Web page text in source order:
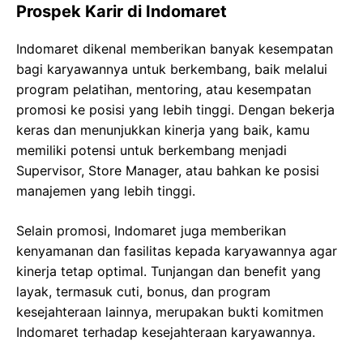
Prospek Karir di Indomaret
Indomaret dikenal memberikan banyak kesempatan
bagi karyawannya untuk berkembang, baik melalui
program pelatihan, mentoring, atau kesempatan
promosi ke posisi yang lebih tinggi. Dengan bekerja
keras dan menunjukkan kinerja yang baik, kamu
memiliki potensi untuk berkembang menjadi
Supervisor, Store Manager, atau bahkan ke posisi
manajemen yang lebih tinggi.
Selain promosi, Indomaret juga memberikan
kenyamanan dan fasilitas kepada karyawannya agar
kinerja tetap optimal. Tunjangan dan benefit yang
layak, termasuk cuti, bonus, dan program
kesejahteraan lainnya, merupakan bukti komitmen
Indomaret terhadap kesejahteraan karyawannya.